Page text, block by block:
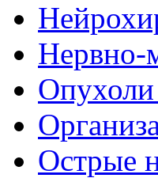
Нервно-
Опухоли
Острые